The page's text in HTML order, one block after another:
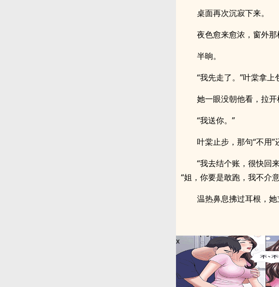
桌面再次沉寂下来。
夜色愈来愈浓，窗外那
半晌。
“我先走了。”叶棠拿
她一眼没朝他看，拉
“我送你。”
叶棠止步，那句“不用”
“我去结个账，很快回
“姐，你要是敢跑，我不介
温热鼻息拂过耳根，她
x